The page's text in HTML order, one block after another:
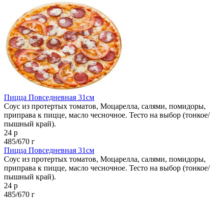
Пицца Повседневная 31см
Соус из протертых томатов, Моцарелла, салями, помидоры,
приправа к пицце, масло чесночное. Тесто на выбор (тонкое/
пышный край).
24 р
485/670 г
Пицца Повседневная 31см
Соус из протертых томатов, Моцарелла, салями, помидоры,
приправа к пицце, масло чесночное. Тесто на выбор (тонкое/
пышный край).
24 р
485/670 г